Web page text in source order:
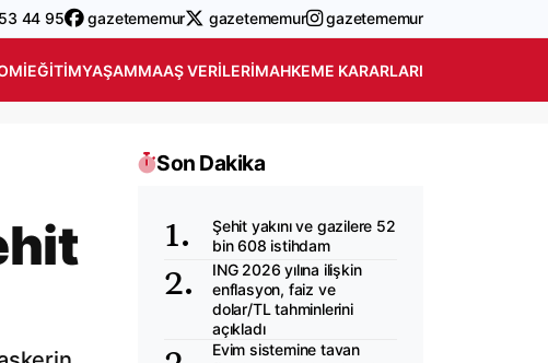
44 95 gazetememur gazetememur gazetememur
EĞITIMYAŞAMMAAŞ VERILERIMAHKEME KARARLARI
Son Dakika
Şehit yakını ve gazilere 52
bin 608 istihdam
ING 2026 yılına ilişkin
enflasyon, faiz ve
dolar/TL tahminlerini
açıkladı
Evim sistemine tavan